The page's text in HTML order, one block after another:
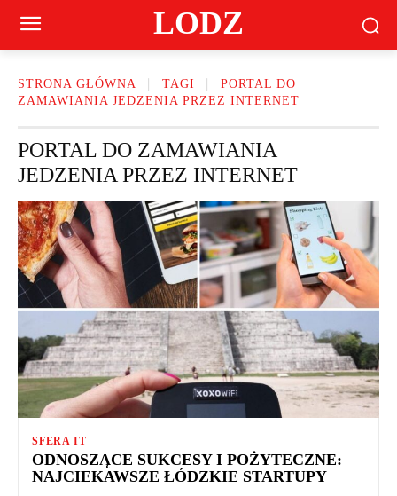
LODZ
STRONA GŁÓWNA TAGI
PORTAL DO
ZAMAWIANIA JEDZENIA PRZEZ INTERNET
PORTAL DO ZAMAWIANIA
JEDZENIA PRZEZ INTERNET
SFERA IT
ODNOSZĄCE SUKCESY I POŻYTECZNE:
NAJCIEKAWSZE ŁÓDZKIE STARTUPY